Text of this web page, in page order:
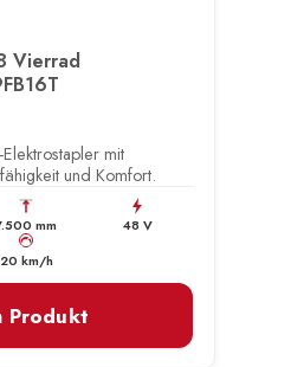
Vierrad
mit
und Komfort.
mm 48 V
km/h
20 km/h
Produkt